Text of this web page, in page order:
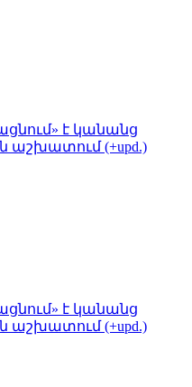
է կանանց
աշխատում (+upd.)
է կանանց
աշխատում (+upd.)